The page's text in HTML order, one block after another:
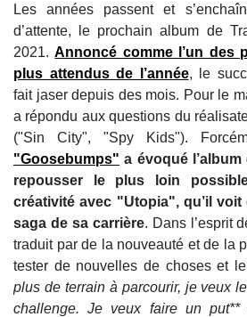
Les années passent et
d’attente, le prochain album de
2021.Annoncé comme l’un des
plus attendus de l’année, le
fait jaser depuis des mois. Pour le
a répondu aux questions du
("Sin City", "Spy Kids").
"Goosebumps" a évoqué
repousser le plus loin
créativité avec "Utopia", qu’il
saga de sa carrière. Dans l’esprit
traduit par de la nouveauté et de la
tester de nouvelles de choses et
plus de terrain à parcourir, je veux
challenge. Je veux faire un